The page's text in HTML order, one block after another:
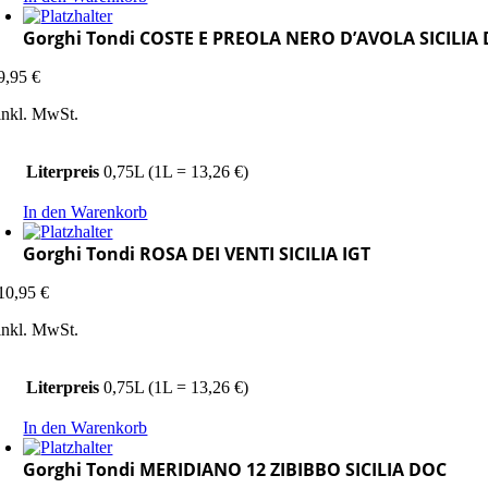
Gorghi Tondi COSTE E PREOLA NERO D’AVOLA SICILIA
€
MwSt.
Literpreis 0,75L (1L = 13,26 €)
In den Warenkorb
Gorghi Tondi ROSA DEI VENTI SICILIA IGT
€
MwSt.
Literpreis 0,75L (1L = 13,26 €)
In den Warenkorb
Gorghi Tondi MERIDIANO 12 ZIBIBBO SICILIA DOC